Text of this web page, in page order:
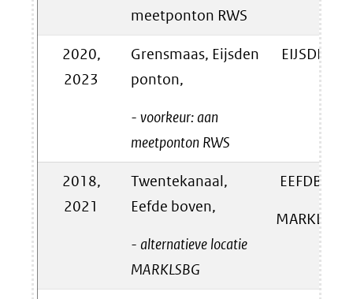
meetponton RWS
2020,
2023
Grensmaas, Eijsden
ponton,
- voorkeur: aan
meetponton RWS
EIJSDPTN
2018,
2021
Twentekanaal,
Eefde boven,
- alternatieve locatie
MARKLSBG
EEFDBVN/
MARKLSBG